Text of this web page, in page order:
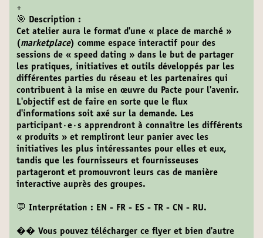
+
🎯 Description :
Cet atelier aura le format d'une « place de marché »
(marketplace) comme espace interactif pour des
sessions de « speed dating » dans le but de partager
les pratiques, initiatives et outils développés par les
différentes parties du réseau et les partenaires qui
contribuent à la mise en œuvre du Pacte pour l'avenir.
L'objectif est de faire en sorte que le flux
d'informations soit axé sur la demande. Les
participant·e·s apprendront à connaître les différents
« produits » et rempliront leur panier avec les
initiatives les plus intéressantes pour elles et eux,
tandis que les fournisseurs et fournisseuses
partageront et promouvront leurs cas de manière
interactive auprès des groupes.
💬 Interprétation : EN - FR - ES - TR - CN - RU.
�� Vous pouvez télécharger ce flyer et bien d'autre